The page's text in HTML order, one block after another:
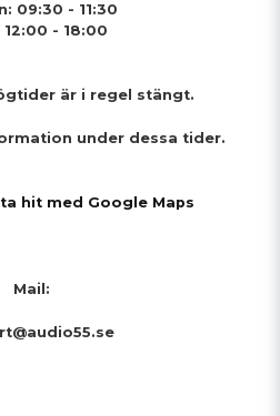
09:30 - 11:30
12:00 - 18:00
är i regel stängt.
under dessa tider.
hit med Google Maps
Mail: